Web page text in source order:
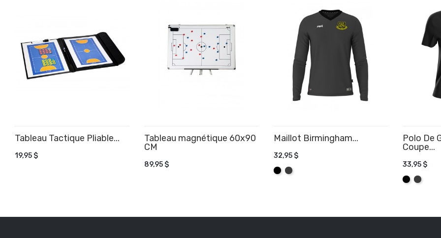
Tableau Tactique Pliable...
19,95 $
Tableau magnétique 60x90
CM
89,95 $
Maillot Birmingham...
32,95 $
NoirGraphite
AJOUTER AU PANIER
Polo De
Coupe...
33,95 $
Noir